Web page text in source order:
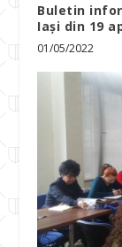
Buletin
Iași din 19
01/05/2022